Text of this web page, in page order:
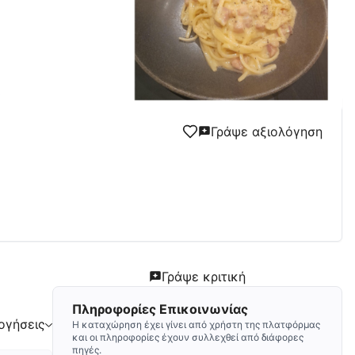
Γράψε αξιολόγηση
Γράψε κριτική
Πληροφορίες Επικοινωνίας
Η καταχώρηση έχει γίνει από χρήστη της πλατφόρμας
και οι πληροφορίες έχουν συλλεχθεί από διάφορες
πηγές.